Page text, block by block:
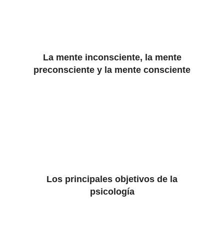
La mente inconsciente, la mente
preconsciente y la mente consciente
Los principales objetivos de la
psicología